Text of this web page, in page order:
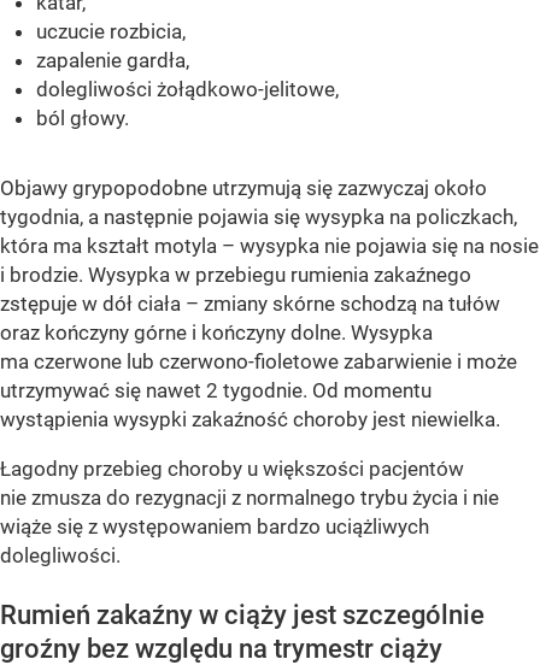
uczucie rozbicia,
zapalenie gardła,
dolegliwości żołądkowo-jelitowe,
ból głowy.
Objawy grypopodobne utrzymują się zazwyczaj około
tygodnia, a następnie pojawia się wysypka na policzkach,
która ma kształt motyla – wysypka nie pojawia się na nosie
i brodzie. Wysypka w przebiegu rumienia zakaźnego
zstępuje w dół ciała – zmiany skórne schodzą na tułów
oraz kończyny górne i kończyny dolne. Wysypka
ma czerwone lub czerwono-fioletowe zabarwienie i może
utrzymywać się nawet 2 tygodnie. Od momentu
wystąpienia wysypki zakaźność choroby jest niewielka.
Łagodny przebieg choroby u większości pacjentów
nie zmusza do rezygnacji z normalnego trybu życia i nie
wiąże się z występowaniem bardzo uciążliwych
dolegliwości.
Rumień zakaźny w ciąży jest szczególnie
groźny bez względu na trymestr ciąży